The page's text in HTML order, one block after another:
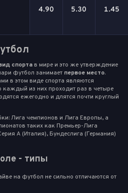
4.90 5.30 1.45
спорта в мире и это же утверждение
футбол занимает первое место.
в этом виде спорта являются
из них проходит раз в четыре
ежегодно и длятся почти круглый
Лига чемпионов и Лига Европы, а
таких как Премьер-Лига
А (Италия), Бундеслига (Германия)
- типы
на футбол не сильно отличаются от